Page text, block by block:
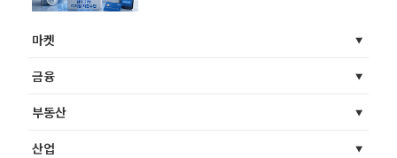
마켓
금융
부동산
산업